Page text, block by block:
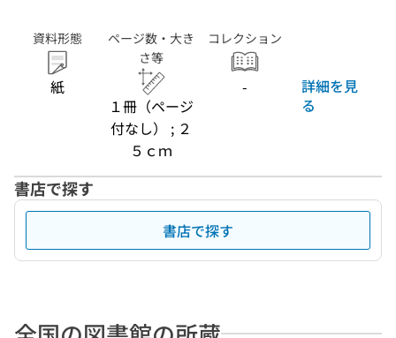
資料形態
紙
ページ数・大き
さ等
１冊（ページ
付なし） ; ２
５ｃｍ
コレクション
-
詳細を見
る
書店で探す
書店で探す